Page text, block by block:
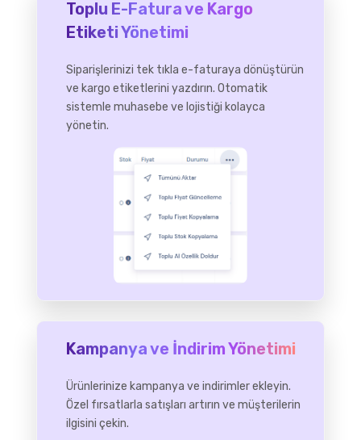
Toplu E-Fatura ve Kargo
Etiketi Yönetimi
Siparişlerinizi tek tıkla e-faturaya dönüştürün
ve kargo etiketlerini yazdırın. Otomatik
sistemle muhasebe ve lojistiği kolayca
yönetin.
Kampanya ve İndirim Yönetimi
Ürünlerinize kampanya ve indirimler ekleyin.
Özel fırsatlarla satışları artırın ve müşterilerin
ilgisini çekin.